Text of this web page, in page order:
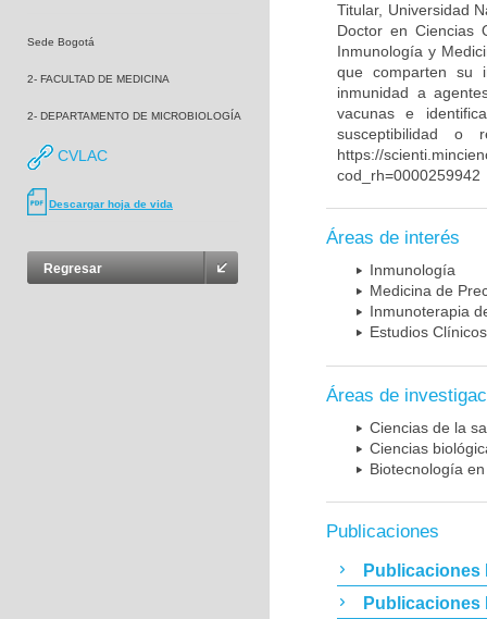
Sede Bogotá
2- FACULTAD DE MEDICINA
2- DEPARTAMENTO DE MICROBIOLOGÍA
CVLAC
Descargar hoja de vida
Regresar
Titular, Universidad
Doctor en Ciencias
Inmunología y
que comparten su
inmunidad a
vacunas e
susceptibilidad o
https://
cod_rh=0000259942
Áreas de interés
Inmunología
Medicina de
Inmunoterapia
Estudios Clínicos
Áreas de
Ciencias de la
Ciencias
Biotecnología
Publicaciones
Publicaciones
Publicaciones